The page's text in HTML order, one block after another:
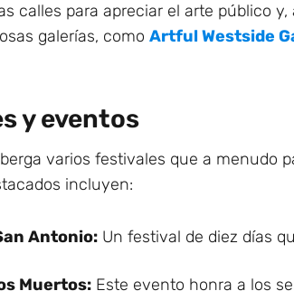
calles para apreciar el arte público
galerías, como Artful Westside
y eventos
varios festivales que a menudo
incluyen:
Antonio: Un festival de diez días
Muertos: Este evento honra a los